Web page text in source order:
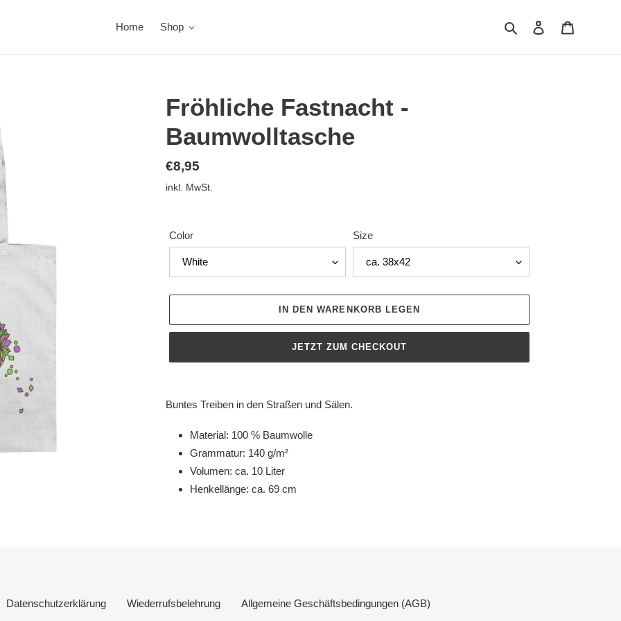
Home Shop Suchen Einloggen
Fröhliche Fastnacht -
Baumwolltasche
Normaler
Preis
€8,95
inkl. MwSt.
Color Size
IN DEN WARENKORB LEGEN
JETZT ZUM CHECKOUT
wird
Warenkorb
Buntes Treiben in den Straßen und Sälen.
Material: 100 % Baumwolle
Grammatur: 140 g/m²
Volumen: ca. 10 Liter
Henkellänge: ca. 69 cm
Datenschutzerklärung Wiederrufsbelehrung Allgemeine Geschäftsbedingungen (AGB)